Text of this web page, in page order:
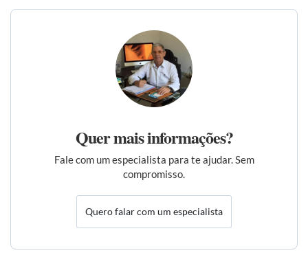
Quer mais informações?
Fale com um especialista para te ajudar. Sem
compromisso.
Quero falar com um especialista